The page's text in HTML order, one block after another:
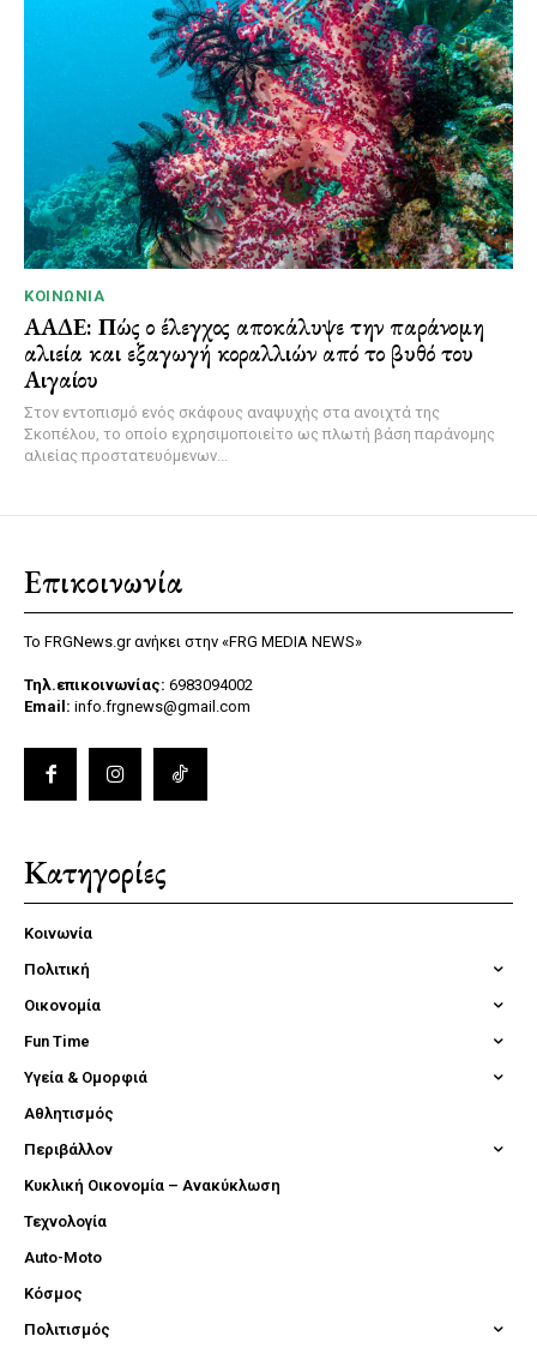
ΚΟΙΝΩΝΊΑ
ΑΑΔΕ: Πώς ο έλεγχος αποκάλυψε την παράνομη
αλιεία και εξαγωγή κοραλλιών από το βυθό του
Αιγαίου
Στον εντοπισμό ενός σκάφους αναψυχής στα ανοιχτά της
Σκοπέλου, το οποίο εχρησιμοποιείτο ως πλωτή βάση παράνομης
αλιείας προστατευόμενων...
Επικοινωνία
Το FRGNews.gr ανήκει στην «FRG MEDIA NEWS»
Τηλ.επικοινωνίας: 6983094002
Email: info.frgnews@gmail.com
Κατηγορίες
Κοινωνία
Πολιτική
Οικονομία
Fun Time
Υγεία & Ομορφιά
Αθλητισμός
Περιβάλλον
Κυκλική Οικονομία – Ανακύκλωση
Τεχνολογία
Auto-Moto
Κόσμος
Πολιτισμός